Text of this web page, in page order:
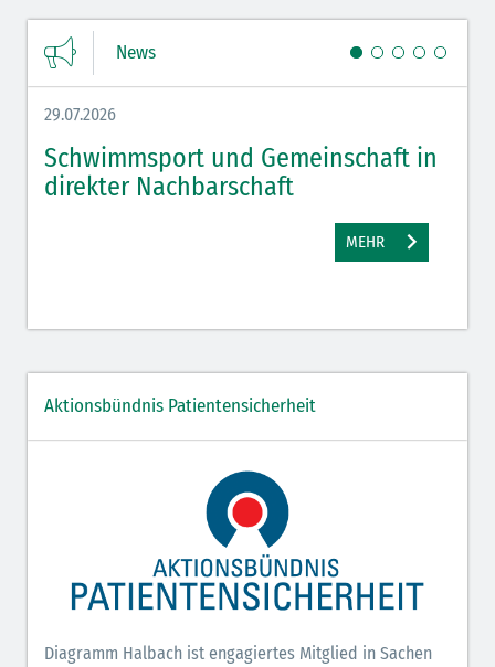
News
29.07.2026
Schwimmsport und Gemeinschaft in
direkter Nachbarschaft
MEHR
Aktionsbündnis Patientensicherheit
Diagramm Halbach ist engagiertes Mitglied in Sachen